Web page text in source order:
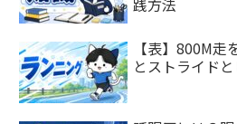
【表】800M
とストライド